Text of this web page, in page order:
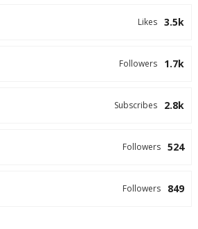
3.5k
Likes
1.7k
Followers
2.8k
Subscribes
524
Followers
849
Followers